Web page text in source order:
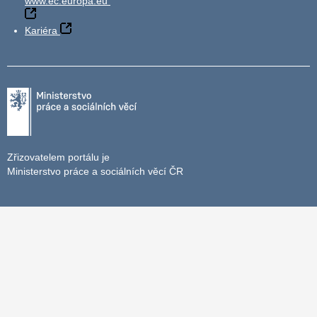
Kariéra
Zřizovatelem portálu je
Ministerstvo práce a sociálních věcí ČR